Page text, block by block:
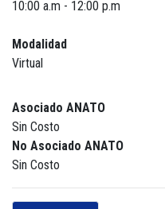
10:00 a.m - 12:00 p.m
Modalidad
Virtual
Asociado ANATO
Sin Costo
No Asociado ANATO
Sin Costo